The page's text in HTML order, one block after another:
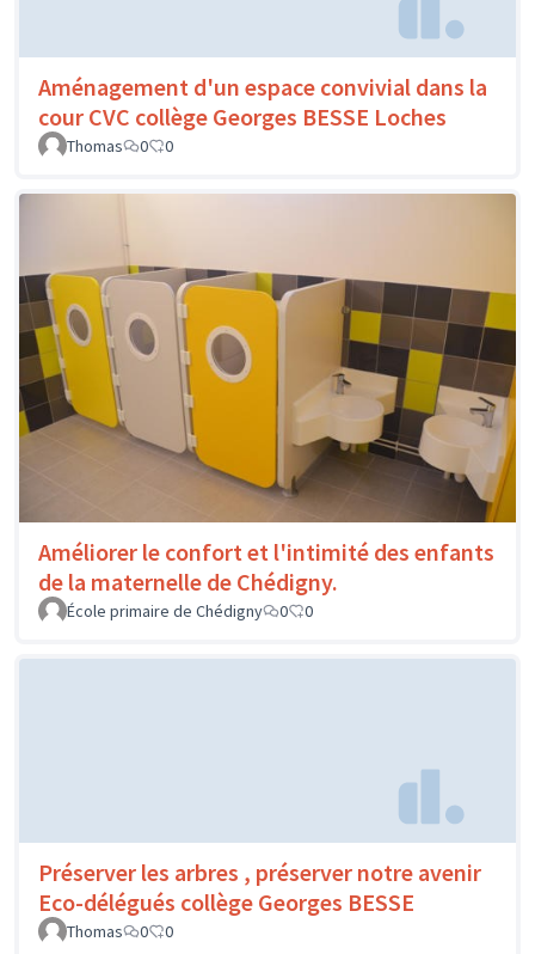
Aménagement d'un espace convivial dans la
cour CVC collège Georges BESSE Loches
Thomas 0 0
Améliorer le confort et l'intimité des enfants
de la maternelle de Chédigny.
École primaire de Chédigny 0 0
Préserver les arbres , préserver notre avenir
Eco-délégués collège Georges BESSE
Thomas 0 0